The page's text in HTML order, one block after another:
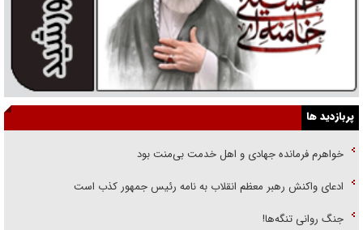
پربازدید ها
خواهرم فرمانده جهادی و اهل خدمت بی‌منت بود
ادعای واکنش رهبر معظم انقلاب به نامه رئیس جمهور کذب است
جنگ روانی تنگه‌ها!